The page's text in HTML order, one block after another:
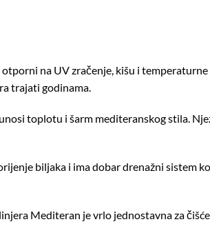
na UV zračenje, kišu i
trajati godinama.
toplotu i šarm mediteranskog stila.
biljaka i ima dobar drenažni sistem
Mediteran je vrlo jednostavna za